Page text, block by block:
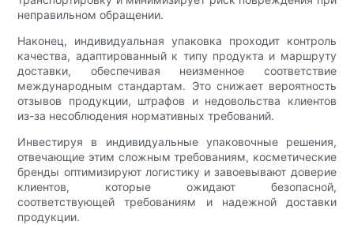
неправильном обращении.
Наконец, индивидуальная упаковка проходит контроль
качества, адаптированный к типу продукта и маршруту
доставки, обеспечивая неизменное соответствие
международным стандартам. Это снижает вероятность
отзывов продукции, штрафов и недовольства клиентов
из-за несоблюдения нормативных требований.
Инвестируя в индивидуальные упаковочные решения,
отвечающие этим сложным требованиям, косметические
бренды оптимизируют логистику и завоевывают доверие
клиентов, которые ожидают безопасной,
соответствующей требованиям и надежной доставки
продукции.